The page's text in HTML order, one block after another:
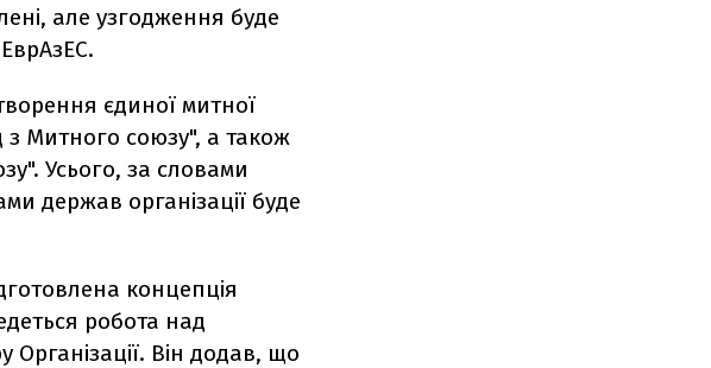
але узгодження буде
єдиної митної
з Митного союзу", а також
Усього, за словами
держав організації буде
концепція
робота над
Він додав, що